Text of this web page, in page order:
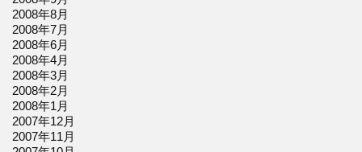
2008年8月
2008年7月
2008年6月
2008年4月
2008年3月
2008年2月
2008年1月
2007年12月
2007年11月